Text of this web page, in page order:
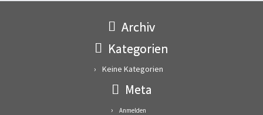
Archiv
Kategorien
Keine Kategorien
Meta
Anmelden